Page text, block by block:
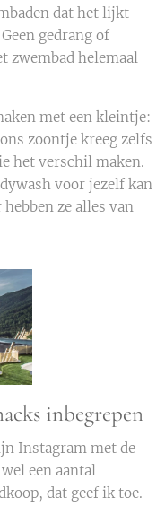
dat het lijkt
gedrang of
zwembad helemaal
met een kleintje:
zoontje kreeg zelfs
het verschil maken.
voor jezelf kan
ze alles van
inbegrepen
Instagram met de
een aantal
dat geef ik toe.